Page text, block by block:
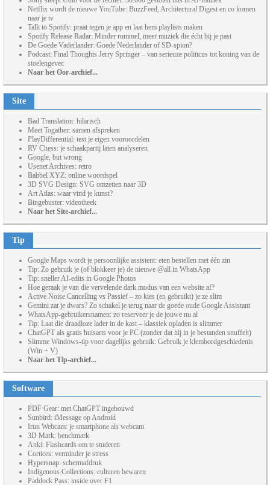
Netflix wordt de nieuwe YouTube: BuzzFeed, Architectural Digest en co komen
naar je tv
Talk to Spotify: praat tegen je app en laat hem playlists maken
Spotify Release Radar: Minder rommel, meer muziek die écht bij je past
De Goede Vaderlander: Goede Nederlander of SD-spion?
Podcast: Final Thoughts Jerry Springer – van serieuze politicus tot koning van de
stoelengevec
Naar het Oor-archief...
Site
Bad Translation: hilarisch
Meet Togather: samen afspreken
PlayDifferential: test je eigen vooroordelen
RV Chess: je schaakpartij laten analyseren
Google, but wrong
Usenet Archives: retro
Babbel XYZ: online woordspel
3D SVG Design: SVG omzetten naar 3D
Art Atlas: waar vind je kunst?
Bingebuster: videotheek
Naar het Site-archief...
Tip
Google Maps wordt je persoonlijke assistent: eten bestellen met één zin
Tip: Zo gebruik je (of blokkeer je) de nieuwe @all in WhatsApp
Tip: sneller AI-edits in Google Photos
Hoe geraak je van die vervelende dark modus van een website af?
Active Noise Cancelling vs Passief – zo kies (en gebruikt) je ze slim
Gemini zat je dwars? Zo schakel je terug naar de goede oude Google Assistant
WhatsApp-gebruikersnamen: zo reserveer je de jouwe nu al
Tip: Laat die draadloze lader in de kast – klassiek opladen is slimmer
ChatGPT als gratis huisarts voor je PC (zonder dat hij in je bestanden snuffelt)
Slimme Windows-tip voor dagelijks gebruik: Gebruik je klembordgeschiedenis
(Win + V)
Naar het Tip-archief...
Software
PDF Gear: met ChatGPT ingebouwd
Sunbird: iMessage op Android
Irun Webcam: je smartphone als webcam
3D Mark: benchmark
Anki: Flashcards om te studeren
Cortices: verminder je stress
Hypersnap: schermafdruk
Indigenous Collections: culturen bewaren
Paddock Pass: inside over F1